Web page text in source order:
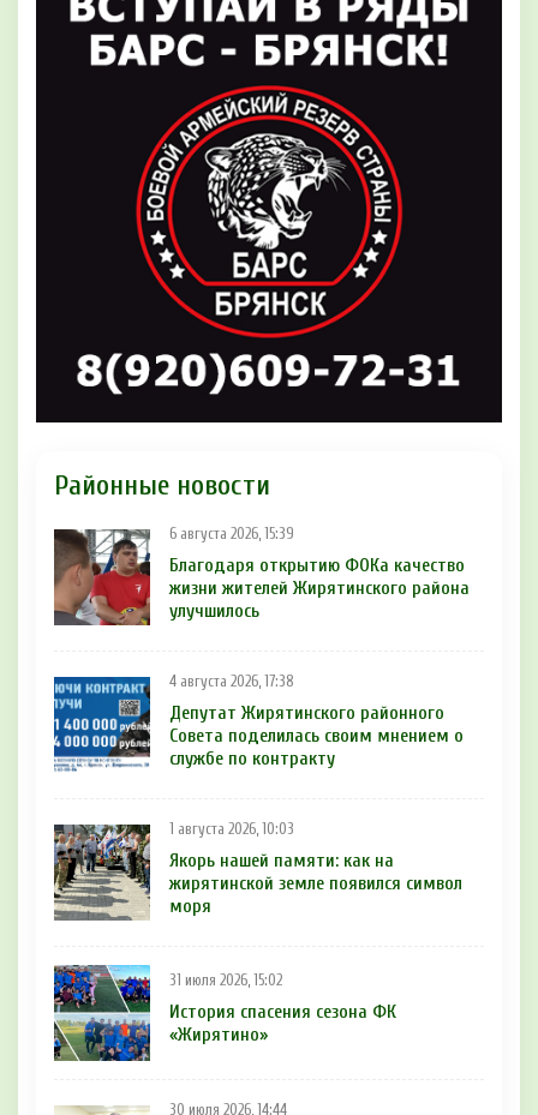
Районные новости
6 августа 2026, 15:39
Благодаря открытию ФОКа качество
жизни жителей Жирятинского района
улучшилось
4 августа 2026, 17:38
Депутат Жирятинского районного
Совета поделилась своим мнением о
службе по контракту
1 августа 2026, 10:03
Якорь нашей памяти: как на
жирятинской земле появился символ
моря
31 июля 2026, 15:02
История спасения сезона ФК
«Жирятино»
30 июля 2026, 14:44